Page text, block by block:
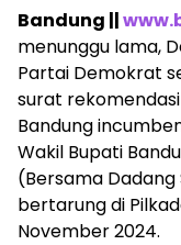
Bandung ||
menunggu lama,
Partai Demokrat
surat
Bandung
Wakil Bupati
(Bersama
bertarung di
November 2024.